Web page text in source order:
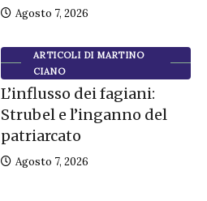
Agosto 7, 2026
ARTICOLI DI MARTINO
CIANO
L’influsso dei fagiani:
Strubel e l’inganno del
patriarcato
Agosto 7, 2026